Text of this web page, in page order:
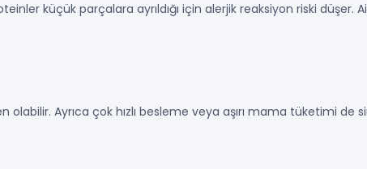
küçük parçalara ayrıldığı için alerjik reaksiyon riski düşer.
Ayrıca çok hızlı besleme veya aşırı mama tüketimi de